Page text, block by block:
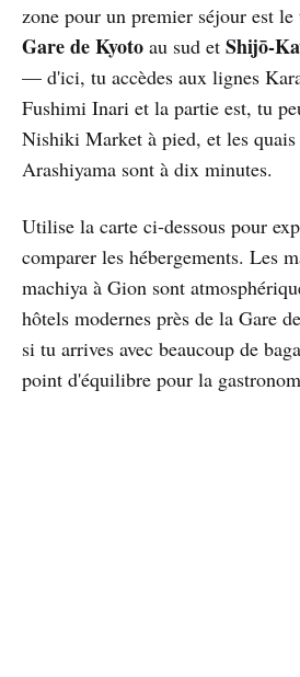
zone pour un premier séjour est
Gare de Kyoto au sud et Shijō-
— d'ici, tu accèdes aux lignes
Fushimi Inari et la partie est, tu
Nishiki Market à pied, et les
Arashiyama sont à dix minutes.
Utilise la carte ci-dessous pour
comparer les hébergements. Les
machiya à Gion sont
hôtels modernes près de la Gare
si tu arrives avec beaucoup de
point d'équilibre pour la